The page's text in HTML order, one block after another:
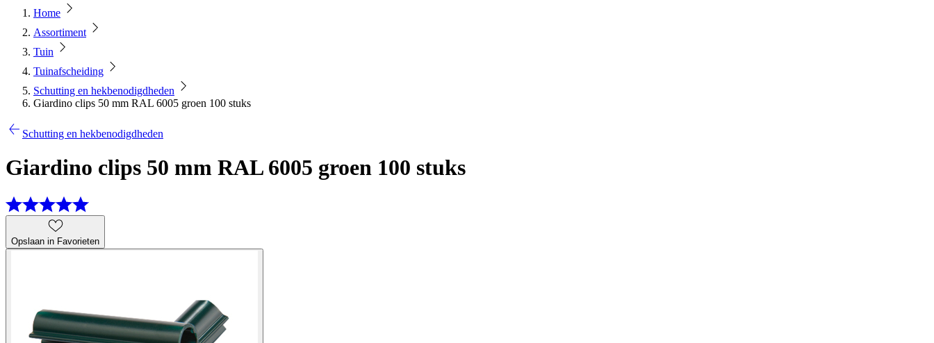
Home
Assortiment
Tuin
Tuinafscheiding
Schutting en hekbenodigdheden
Giardino clips 50 mm RAL 6005 groen 100 stuks
Schutting en hekbenodigdheden
Giardino clips 50 mm RAL 6005 groen 100 stuks
Opslaan in Favorieten